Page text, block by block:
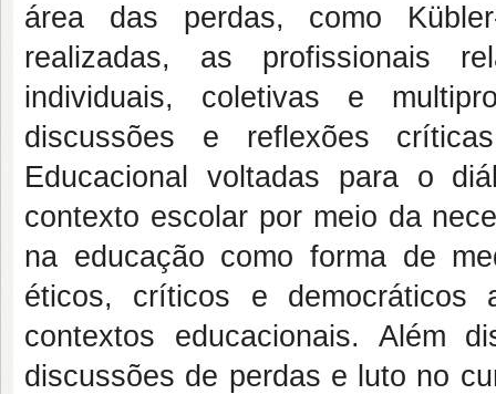
área das perdas, como
realizadas, as profissionais
individuais, coletivas e
discussões e reflexões
Educacional voltadas para o
contexto escolar por meio da
na educação como forma de
éticos, críticos e
contextos educacionais. Além
discussões de perdas e luto no